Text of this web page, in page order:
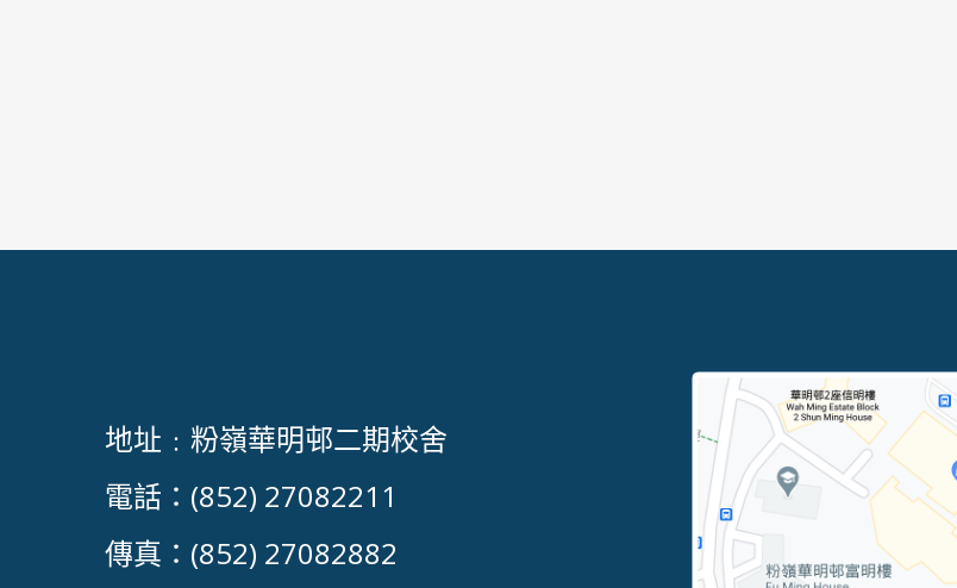
地址﹕粉嶺華明邨二期校舍
電話：(852) 27082211
傳真：(852) 27082882